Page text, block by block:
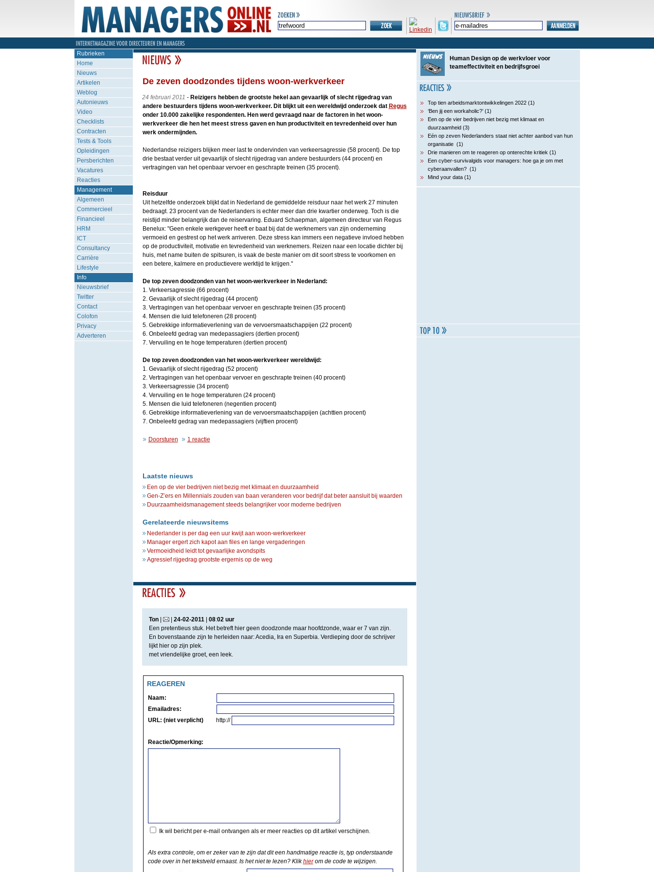
Rubrieken
Home
Nieuws
Artikelen
Weblog
Autonieuws
Video
Checklists
Contracten
Tests & Tools
Opleidingen
Persberichten
Vacatures
Reacties
Management
Algemeen
Commercieel
Financieel
HRM
ICT
Consultancy
Carrière
Lifestyle
Info
Nieuwsbrief
Twitter
Contact
Colofon
Privacy
Adverteren
De zeven doodzondes tijdens woon-werkverkeer
24 februari 2011 - Reizigers hebben de grootste hekel aan gevaarlijk of slecht rijgedrag van
andere bestuurders tijdens woon-werkverkeer. Dit blijkt uit een wereldwijd onderzoek dat Regus
onder 10.000 zakelijke respondenten. Hen werd gevraagd naar de factoren in het woon-
werkverkeer die hen het meest stress gaven en hun productiviteit en tevredenheid over hun
werk ondermijnden.
Nederlandse reizigers blijken meer last te ondervinden van verkeersagressie (58 procent). De top
drie bestaat verder uit gevaarlijk of slecht rijgedrag van andere bestuurders (44 procent) en
vertragingen van het openbaar vervoer en geschrapte treinen (35 procent).
Reisduur
Uit hetzelfde onderzoek blijkt dat in Nederland de gemiddelde reisduur naar het werk 27 minuten
bedraagt. 23 procent van de Nederlanders is echter meer dan drie kwartier onderweg. Toch is die
reistijd minder belangrijk dan de reiservaring. Eduard Schaepman, algemeen directeur van Regus
Benelux: "Geen enkele werkgever heeft er baat bij dat de werknemers van zijn onderneming
vermoeid en gestrest op het werk arriveren. Deze stress kan immers een negatieve invloed hebben
op de productiviteit, motivatie en tevredenheid van werknemers. Reizen naar een locatie dichter bij
huis, met name buiten de spitsuren, is vaak de beste manier om dit soort stress te voorkomen en
een betere, kalmere en productievere werktijd te krijgen."
De top zeven doodzonden van het woon-werkverkeer in Nederland:
1. Verkeersagressie (66 procent)
2. Gevaarlijk of slecht rijgedrag (44 procent)
3. Vertragingen van het openbaar vervoer en geschrapte treinen (35 procent)
4. Mensen die luid telefoneren (28 procent)
5. Gebrekkige informatieverlening van de vervoersmaatschappijen (22 procent)
6. Onbeleefd gedrag van medepassagiers (dertien procent)
7. Vervuiling en te hoge temperaturen (dertien procent)
De top zeven doodzonden van het woon-werkverkeer wereldwijd:
1. Gevaarlijk of slecht rijgedrag (52 procent)
2. Vertragingen van het openbaar vervoer en geschrapte treinen (40 procent)
3. Verkeersagressie (34 procent)
4. Vervuiling en te hoge temperaturen (24 procent)
5. Mensen die luid telefoneren (negentien procent)
6. Gebrekkige informatieverlening van de vervoersmaatschappijen (achttien procent)
7. Onbeleefd gedrag van medepassagiers (vijftien procent)
Doorsturen 1 reactie
Laatste nieuws
Een op de vier bedrijven niet bezig met klimaat en duurzaamheid
Gen-Z’ers en Millennials zouden van baan veranderen voor bedrijf dat beter aansluit bij waarden
Duurzaamheidsmanagement steeds belangrijker voor moderne bedrijven
Gerelateerde nieuwsitems
Nederlander is per dag een uur kwijt aan woon-werkverkeer
Manager ergert zich kapot aan files en lange vergaderingen
Vermoeidheid leidt tot gevaarlijke avondspits
Agressief rijgedrag grootste ergernis op de weg
Ton| | 24-02-2011| 08:02 uur
Een pretentieus stuk. Het betreft hier geen doodzonde maar hoofdzonde, waar er 7 van zijn.
En bovenstaande zijn te herleiden naar: Acedia, Ira en Superbia. Verdieping door de schrijver
lijkt hier op zijn plek.
met vriendelijke groet, een leek.
REAGEREN
Naam:
Emailadres:
URL: (niet verplicht)
http://
Reactie/Opmerking:
Ik wil bericht per e-mail ontvangen als er meer reacties op dit artikel verschijnen.
Als extra controle, om er zeker van te zijn dat dit een handmatige reactie is, typ onderstaande
code over in het tekstveld ernaast. Is het niet te lezen? Klikhierom de code te wijzigen.
Human Design op de werkvloer voor
teameffectiviteit en bedrijfsgroei
Top tien arbeidsmarktontwikkelingen 2022 (1)
‘Ben jij een workaholic?’ (1)
Een op de vier bedrijven niet bezig met klimaat en
duurzaamheid (3)
Eén op zeven Nederlanders staat niet achter aanbod van hun
organisatie (1)
Drie manieren om te reageren op onterechte kritiek (1)
Een cyber-survivalgids voor managers: hoe ga je om met
cyberaanvallen? (1)
Mind your data (1)